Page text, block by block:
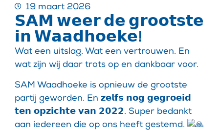
19 maart 2026
𝗦𝗔𝗠 𝘄𝗲𝗲𝗿 𝗱𝗲 𝗴𝗿𝗼𝗼𝘁𝘀𝘁𝗲
𝗶𝗻 𝗪𝗮𝗮𝗱𝗵𝗼𝗲𝗸𝗲!
Wat een uitslag. Wat een vertrouwen. En
wat zijn wij daar trots op en dankbaar voor.
SAM Waadhoeke is opnieuw de grootste
partij geworden. En 𝘇𝗲𝗹𝗳𝘀 𝗻𝗼𝗴 𝗴𝗲𝗴𝗿𝗼𝗲𝗶𝗱
𝘁𝗲𝗻 𝗼𝗽𝘇𝗶𝗰𝗵𝘁𝗲 𝘃𝗮𝗻 𝟮𝟬𝟮𝟮. Super bedankt
aan iedereen die op ons heeft gestemd.